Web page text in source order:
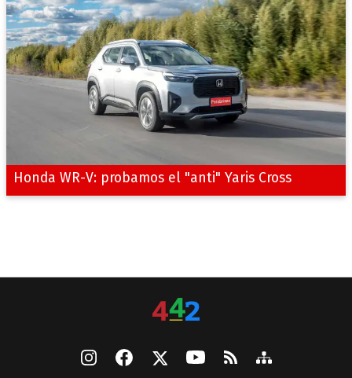
Honda WR-V: probamos el "anti" Yaris Cross